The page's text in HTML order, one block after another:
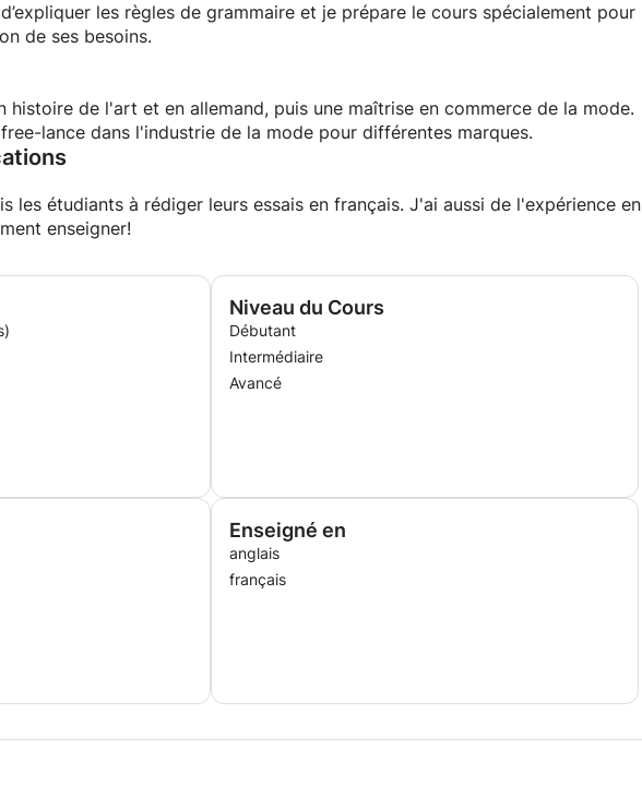
les règles de grammaire et je prépare le cours spécialement pour
de ses besoins.
histoire de l'art et en allemand, puis une maîtrise en commerce de la mode.
lance dans l'industrie de la mode pour différentes marques.
les étudiants à rédiger leurs essais en français. J'ai aussi de l'expérience en
enseigner!
Niveau du Cours
Débutant
Intermédiaire
Avancé
Enseigné en
anglais
français